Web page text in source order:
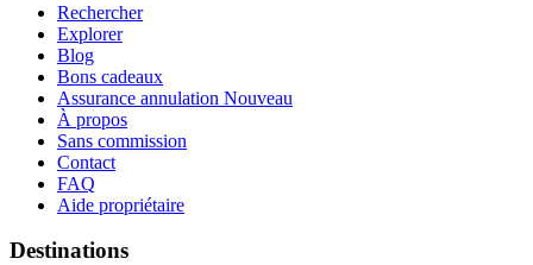
Rechercher
Explorer
Blog
Bons cadeaux
Assurance annulation Nouveau
À propos
Sans commission
Contact
FAQ
Aide propriétaire
Destinations